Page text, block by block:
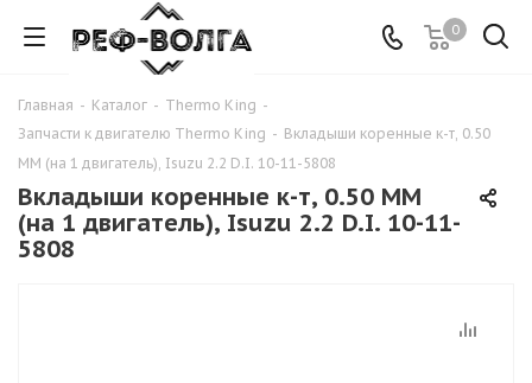
0
Главная - Каталог - Thermo King -
Запчасти к двигателю Thermo King - Вкладыши коренные к-т, 0.50
MM (на 1 двигатель), Isuzu 2.2 D.I. 10-11-5808
Вкладыши коренные к-т, 0.50 MM
(на 1 двигатель), Isuzu 2.2 D.I. 10-11-
5808